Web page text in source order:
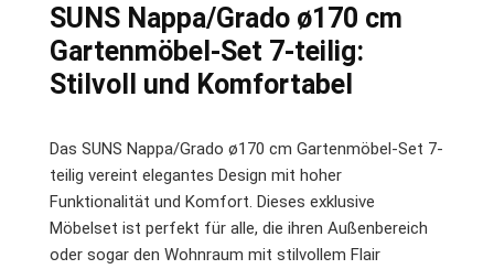
SUNS Nappa/Grado ø170 cm
Gartenmöbel-Set 7-teilig:
Stilvoll und Komfortabel
Das SUNS Nappa/Grado ø170 cm Gartenmöbel-Set 7-
teilig vereint elegantes Design mit hoher
Funktionalität und Komfort. Dieses exklusive
Möbelset ist perfekt für alle, die ihren Außenbereich
oder sogar den Wohnraum mit stilvollem Flair